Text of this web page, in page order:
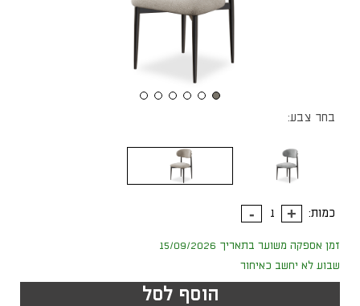
בחר צבע:
כמות:
זמן אספקה משוער בתאריך 15/09/2026
שבוע לא יחשב כאיחור
הוסף לסל